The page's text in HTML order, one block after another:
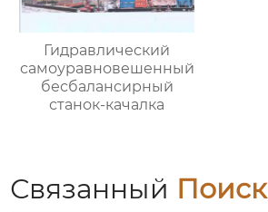
Гидравлический
самоуравновешенный
бесбалансирный
станок-качалка
Связанный Поиск